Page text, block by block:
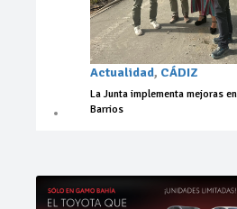
Actualidad, CÁDIZ
La Junta implementa mejoras
Barrios